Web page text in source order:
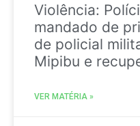
Violência:
mandado de
de policial
Mipibu e
VER MATÉRIA »